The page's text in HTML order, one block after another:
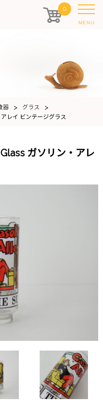
0
MENU
器 > グラス >
レイ ビンテージグラス
ガソリン・アレ